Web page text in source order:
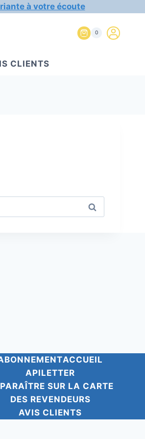
à votre écoute
0
CLIENTS
ACCUEIL
APILETTER
SUR LA CARTE
DES REVENDEURS
AVIS CLIENTS